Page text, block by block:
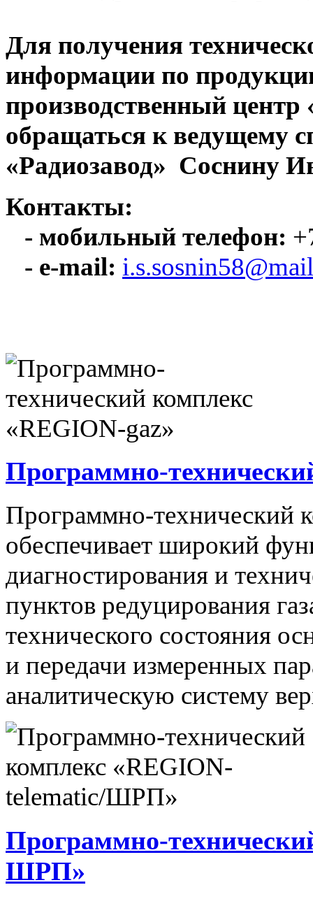
Для получения
информации по
производственный
обращаться к ведущему
«Радиозавод» Соснину
Контакты:
- мобильный телефон:
- e-mail:
Программно-
Программно-технический
обеспечивает широкий
диагностирования и
пунктов редуцирования
технического состояния
и передачи измеренных
аналитическую систему
Программно-
ШРП»